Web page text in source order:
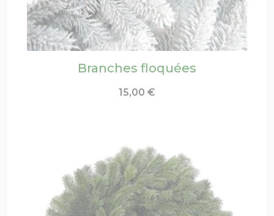
Branches floquées
15,00 €